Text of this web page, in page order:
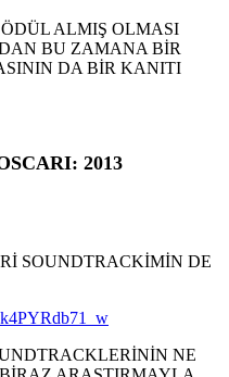
ALMIŞ OLMASI
BU ZAMANA BİR
DA BİR KANITI
2013
SOUNDTRACKİMİN DE
NE